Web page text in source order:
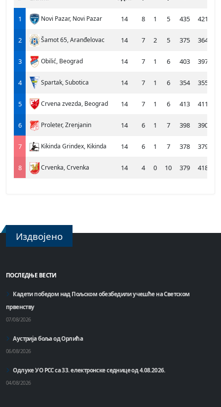
1 Novi Pazar, Novi Pazar 14 8 1 5 435 421
2 Šamot 65, Aranđelovac 14 7 2 5 375 364
3 Obilić, Beograd 14 7 1 6 403 397
4 Spartak, Subotica 14 7 1 6 354 355
5 Crvena zvezda, Beograd 14 7 1 6 413 411
6 Proleter, Zrenjanin 14 6 1 7 398 390
7 Kikinda Grindex, Kikinda 14 6 1 7 378 379
8 Crvenka, Crvenka 14 4 0 10 379 418
Издвојено
ПОСЛЕДЊЕ ВЕСТИ
Кадети победом над Пољском обезбедили учешће на Светском
првенству
07/08/2026
Аустрија боља од Орлића
06/08/2026
Одлуке УО РСС са 33. електронске седнице од 4.08.2026.
04/08/2026